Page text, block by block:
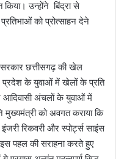
उन्होंने बिंद्रा से
को प्रोत्साहन देने
सरकार छत्तीसगढ़ की खेल
प्रदेश के युवाओं में खेलों के प्रति
आदिवासी अंचलों के युवाओं में
मुख्यमंत्री को अवगत कराया कि
रिकवरी और स्पोर्ट्स साइंस
पहल की सराहना करते हुए